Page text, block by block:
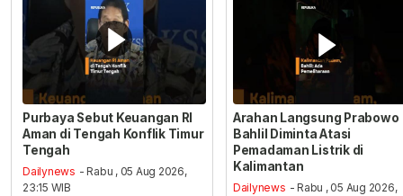
Purbaya Sebut Keuangan RI
Aman di Tengah Konflik Timur
Tengah
Dailynews - Rabu , 05 Aug 2026,
23:15 WIB
Arahan Langsung Prabowo
Bahlil Diminta Atasi
Pemadaman Listrik di
Kalimantan
Dailynews - Rabu , 05 Aug 2026,